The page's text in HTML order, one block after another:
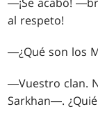
al respeto!
―¿Qué son los
―Vuestro clan.
Sarkhan―.